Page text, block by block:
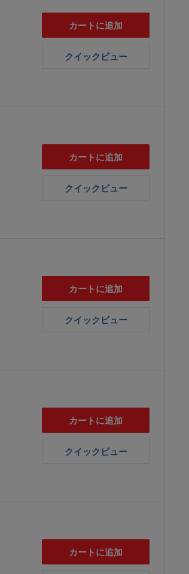
カートに追加
クイックビュー
カートに追加
クイックビュー
カートに追加
クイックビュー
カートに追加
クイックビュー
カートに追加